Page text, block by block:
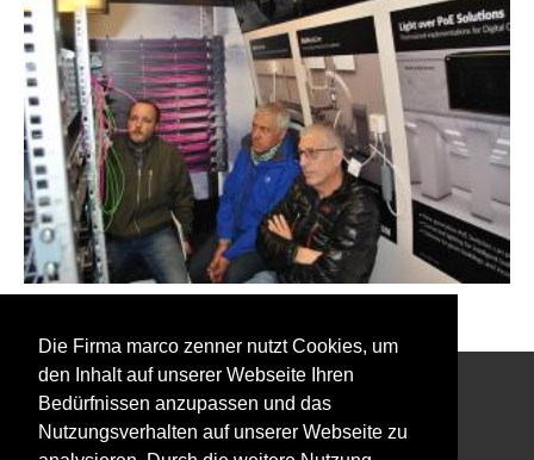
Die Firma marco zenner nutzt Cookies, um
den Inhalt auf unserer Webseite Ihren
Bedürfnissen anzupassen und das
Nutzungsverhalten auf unserer Webseite zu
Interessiert an unserem Newsletter?